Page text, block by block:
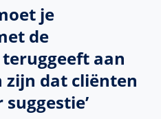
je
de
aan
zijn dat cliënten